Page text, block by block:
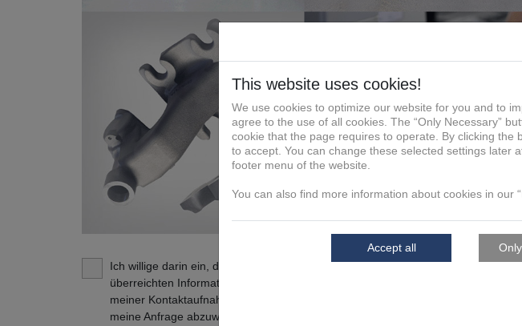
Ich willige darin ein, dass die FIT Additive Manufacturing Group die von mir
überreichten Informationen und Kontaktdaten dazu verwendet, mit mir anlässlich
meiner Kontaktaufnahme in Verbindung zu treten, hierüber zu kommunizieren und
meine Anfrage abzuwickeln. Dies gilt insbesondere für die Verwendung der E-